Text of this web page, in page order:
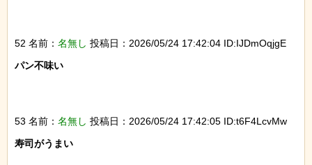
52 名前： 名無し 投稿日：2026/05/24 17:42:04 ID:IJDmOqjgE
パン不味い
53 名前： 名無し 投稿日：2026/05/24 17:42:05 ID:t6F4LcvMw
寿司がうまい